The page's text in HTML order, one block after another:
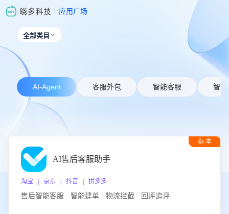
应用广场
全部类目 
AI-Agent 客服外包 智能客服 智能
👍 本
AI售后客服助手
淘宝 | 京东 | 抖音 | 拼多多
售后智能客服 · 智能建单 · 物流拦截 · 回评追评